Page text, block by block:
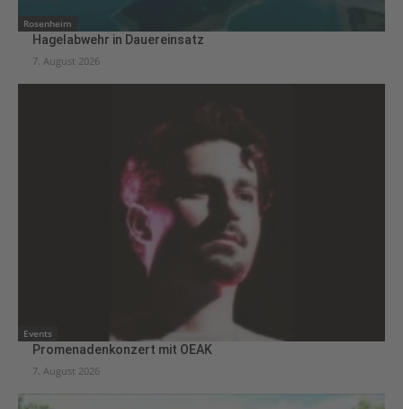
Rosenheim
Hagelabwehr in Dauereinsatz
7. August 2026
Events
Promenadenkonzert mit OEAK
7. August 2026